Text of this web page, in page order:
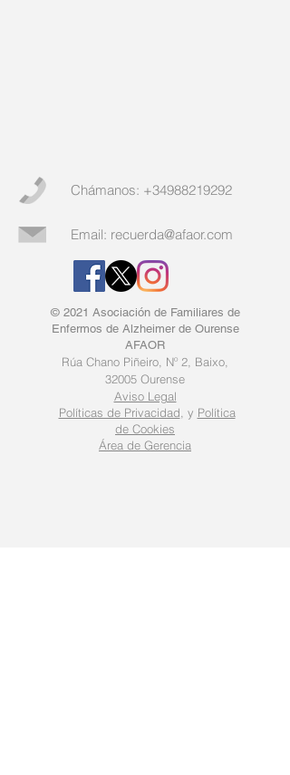
Chámanos: +34988219292
Email: recuerda@afaor.com
© 2021 Asociación de Familiares de
Enfermos de Alzheimer de Ourense
AFAOR
Rúa Chano Piñeiro, Nº 2, Baixo,
32005 Ourense
Aviso Legal
Políticas de Privacidad , y Política
de Cookies
Área de Gerencia